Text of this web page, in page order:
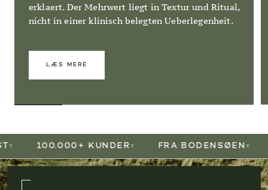
erklaert. Der Mehrwert liegt in Textur und Ritual,
nicht in einer klinisch belegten Ueberlegenheit.
LÆS MERE
100.000+ KUNDER FRA BODENSØEN